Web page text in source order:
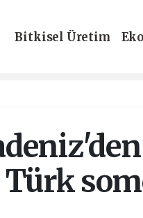
Bitkisel Üretim
Türk